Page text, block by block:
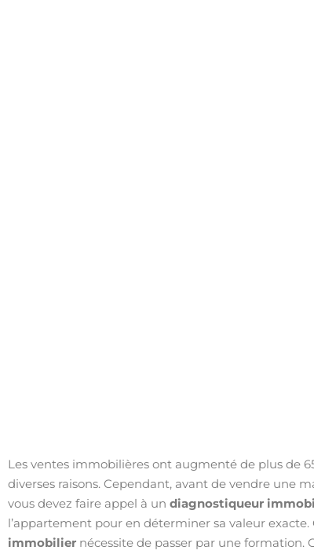
Les ventes immobilières ont augmenté de plus de
diverses raisons. Cependant, avant de vendre une
vous devez faire appel à un diagnostiqueur
l’appartement pour en déterminer sa valeur
immobilier nécessite de passer par une